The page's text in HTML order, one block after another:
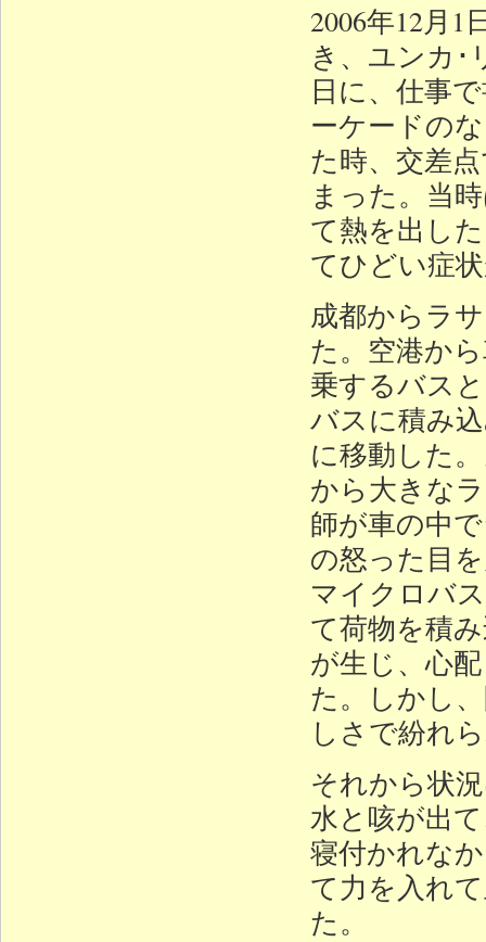
2006年12月
き、ユンカ･
日に、仕事
ーケードの
た時、交差
まった。当
て熱を出し
てひどい症
成都からラ
た。空港か
乗するバス
バスに積み
に移動した
から大きな
師が車の中
の怒った目
マイクロバ
て荷物を積
が生じ、心
た。しかし
しさで紛れ
それから状
水と咳が出
寝付かれな
て力を入れ
た。